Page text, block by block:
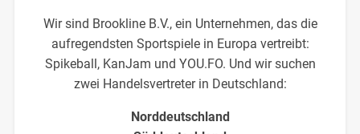
Wir sind Brookline B.V., ein Unternehmen, das die
aufregendsten Sportspiele in Europa vertreibt:
Spikeball, KanJam und YOU.FO. Und wir suchen
zwei Handelsvertreter in Deutschland:
Norddeutschland